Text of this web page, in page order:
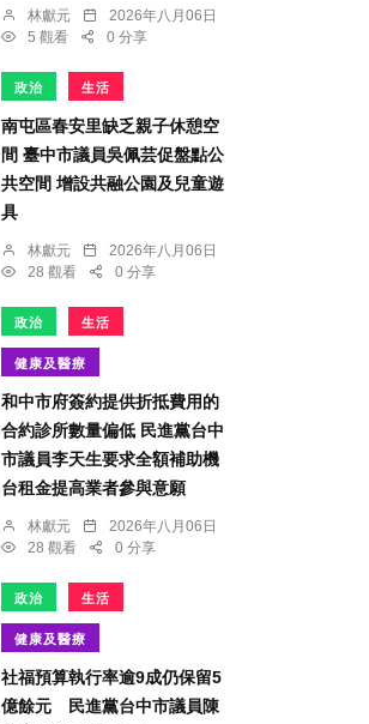
林獻元
2026年八月06日
5 觀看
0 分享
政治 生活
南屯區春安里缺乏親子休憩空
間 臺中市議員吳佩芸促盤點公
共空間 增設共融公園及兒童遊
具
林獻元
2026年八月06日
28 觀看
0 分享
政治 生活
健康及醫療
和中市府簽約提供折抵費用的
合約診所數量偏低 民進黨台中
市議員李天生要求全額補助機
台租金提高業者參與意願
林獻元
2026年八月06日
28 觀看
0 分享
政治 生活
健康及醫療
社福預算執行率逾9成仍保留5
億餘元 民進黨台中市議員陳